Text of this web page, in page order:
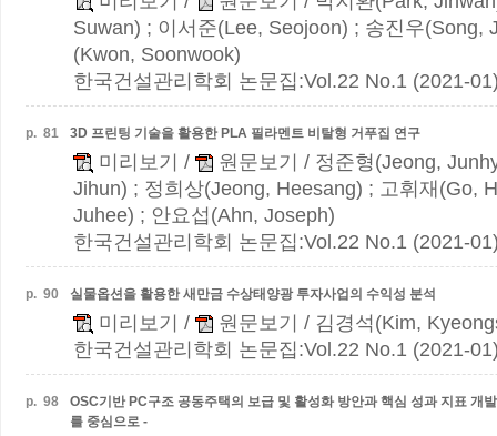
Suwan) ; 이서준(Lee, Seojoon) ; 송진우(Song,
(Kwon, Soonwook)
한국건설관리학회 논문집:Vol.22 No.1 (2021-
p. 81 3D 프린팅 기술을 활용한 PLA 필라멘트 비탈형 거푸집 연구
미리보기 / 원문보기
/ 정준형(Jeong,
Jihun) ; 정희상(Jeong, Heesang) ; 고휘재(Go,
Juhee) ; 안요섭(Ahn, Joseph)
한국건설관리학회 논문집:Vol.22 No.1 (2021-
p. 90 실물옵션을 활용한 새만금 수상태양광 투자사업의 수익성 분석
미리보기 / 원문보기
/ 김경석(Kim,
한국건설관리학회 논문집:Vol.22 No.1 (2021-
p. 98
OSC기반 PC구조 공동주택의 보급 및 활성화 방안과 핵심 성과 지표 개
를 중심으로 -